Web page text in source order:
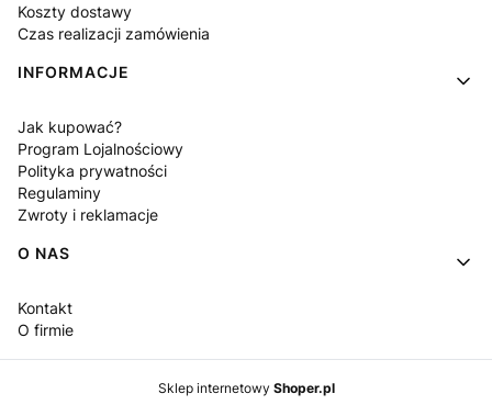
Koszty dostawy
Czas realizacji zamówienia
INFORMACJE
Jak kupować?
Program Lojalnościowy
Polityka prywatności
Regulaminy
Zwroty i reklamacje
O NAS
Kontakt
O firmie
Sklep internetowy Shoper.pl